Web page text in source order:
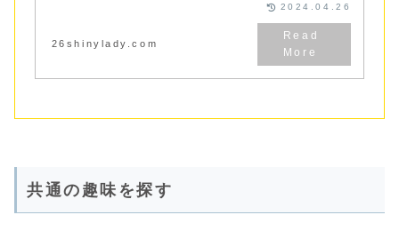
26shinylady.com
2024.04.26
共通の趣味を探す